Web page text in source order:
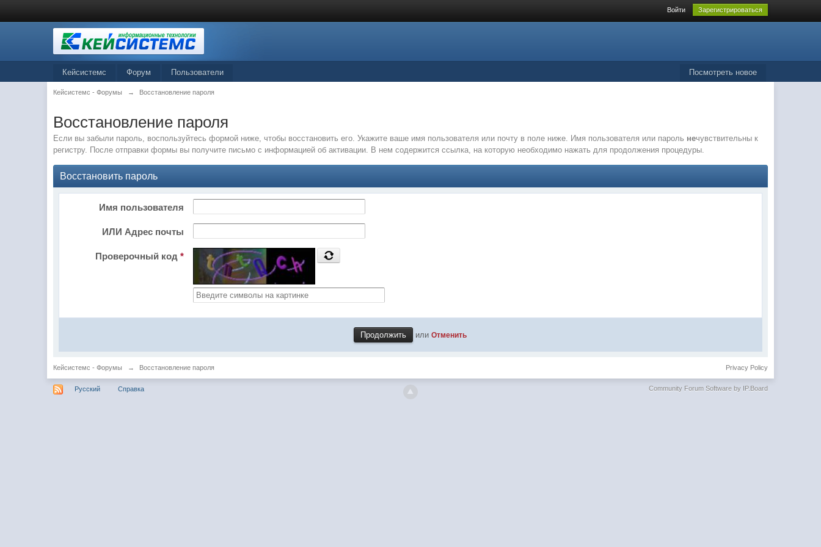
Войти Зарегистрироваться
Посмотреть новое
Кейсистемс Форум Пользователи
Кейсистемс - Форумы → Восстановление пароля
Восстановление пароля
Если вы забыли пароль, воспользуйтесь формой ниже, чтобы восстановить его. Укажите ваше имя пользователя или почту в поле ниже. Имя пользователя или пароль нечувствительны к
регистру. После отправки формы вы получите письмо с информацией об активации. В нем содержится ссылка, на которую необходимо нажать для продолжения процедуры.
Восстановить пароль
Имя пользователя
ИЛИ Адрес почты
Проверочный код*
илиОтменить
Кейсистемс - Форумы → Восстановление пароля Privacy Policy
Русский Справка Community Forum Software by IP.Board